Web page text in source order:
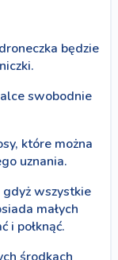
będzie
swobodnie
które można
uznania.
gdyż wszystkie
małych
i połknąć.
środkach